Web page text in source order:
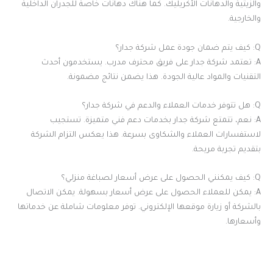
والزيتية والدهانات الأكريليك. كما هناك دهانات خاصة للجدران الداخلية
والخارجية.
Q: كيف يتم ضمان جودة عمل شركة جدار؟
A: تعتمد شركة جدار على فريق محترف مدرب. يستخدمون أحدث
التقنيات والمواد عالية الجودة. هذا يضمن نتائج مضمونة.
Q: هل تتوفر خدمات العملاء والدعم في شركة جدار؟
A: نعم، تتمتع شركة جدار بخدمات دعم فني متميزة. تستجيب
لاستفسارات العملاء والشكاوى بسرعة. هذا يعكس التزام الشركة
بتقديم تجربة مريحة.
Q: كيف يمكنني الحصول على عرض أسعار لصباغة منزلي؟
A: يمكن للعملاء الحصول على عرض أسعار بسهولة. يمكن الاتصال
بالشركة أو زيارة موقعها الإلكتروني. توفر معلومات شاملة عن خدماتها
وأسعارها.